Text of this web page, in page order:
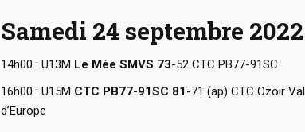
Samedi 24 septembre 2022
14h00 : U13M Le Mée SMVS 73-52 CTC PB77-91SC
16h00 : U15M CTC PB77-91SC 81-71 (ap) CTC Ozoir Val
d’Europe